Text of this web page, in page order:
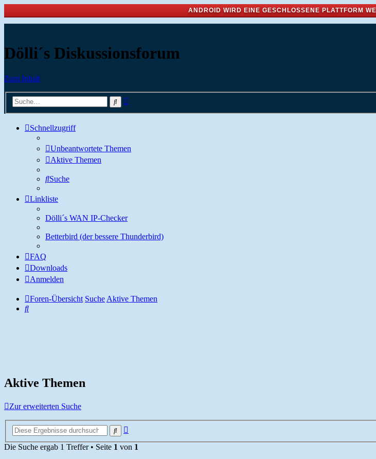
ANDROID WIRD EINE GESCHLOSSENE PLATTFORM
Dölli´s Diskussionsforum
Zum Inhalt
Suche
Schnellzugriff
Unbeantwortete Themen
Aktive Themen
Suche
Linkliste
Dölli´s WAN IP-Checker
Betterbird (der bessere Thunderbird)
FAQ
Downloads
Anmelden
Foren-Übersicht SucheAktive Themen
Suche
Aktive Themen
Zur erweiterten Suche
Suche
Die Suche ergab 1 Treffer • Seite 1 von 1